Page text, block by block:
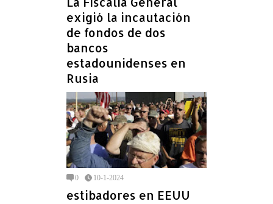
exigió la incautación
de fondos de dos
bancos
estadounidenses en
Rusia
0 10-1-2024
estibadores en EEUU